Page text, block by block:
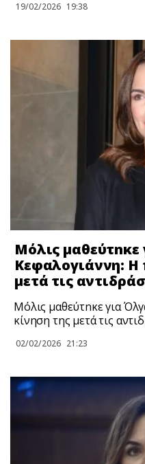
19/02/2026 19:38
Μόλις μαθεύτnκε
Κεφαλογιάννη: Η
μετά τις
Μόλις μαθεύτnκε για
κίνηση της μετά τις
02/02/2026 21:23